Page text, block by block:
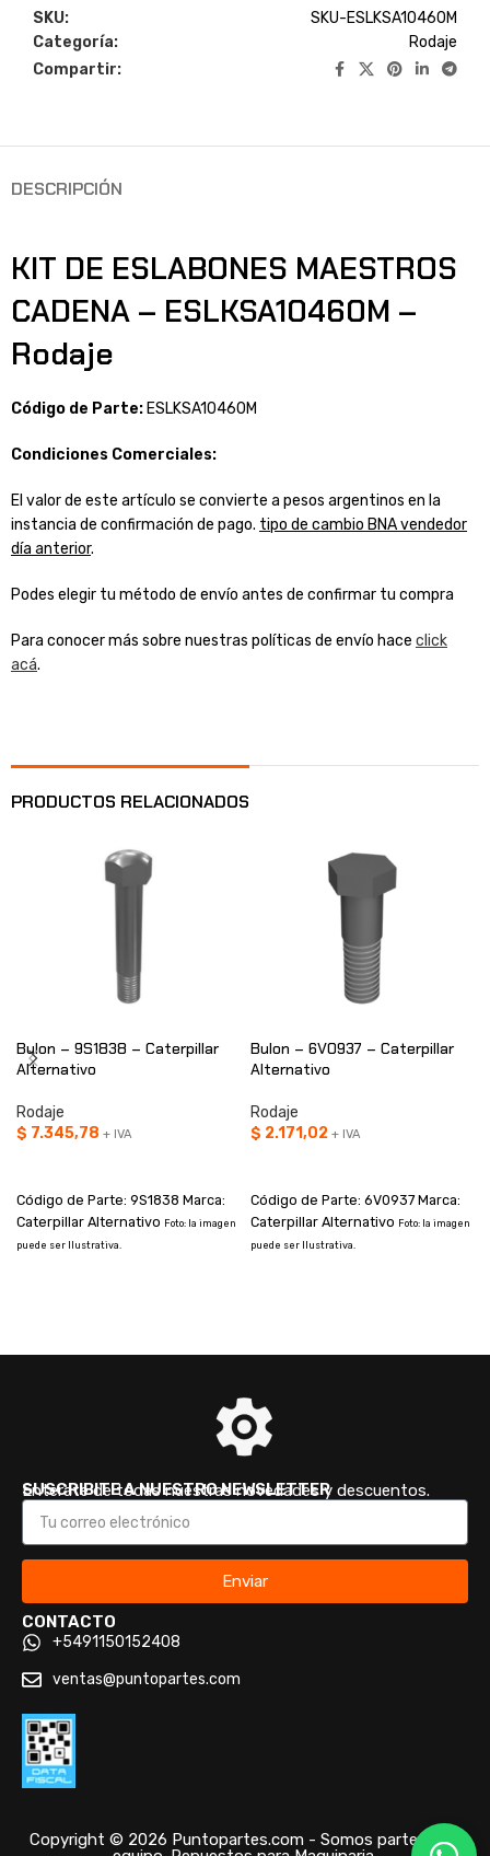
SKU:
SKU-ESLKSA10460M
Categoría:
Rodaje
Compartir:
DESCRIPCIÓN
KIT DE ESLABONES MAESTROS
CADENA – ESLKSA10460M –
Rodaje
Código de Parte: ESLKSA10460M
Condiciones Comerciales:
El valor de este artículo se convierte a pesos argentinos en la
instancia de confirmación de pago. tipo de cambio BNA vendedor
día anterior.
Podes elegir tu método de envío antes de confirmar tu compra
Para conocer más sobre nuestras políticas de envío hace click
acá.
PRODUCTOS RELACIONADOS
Bulon – 9S1838 – Caterpillar
Alternativo
Rodaje
$ 7.345,78 + IVA
Código de Parte: 9S1838 Marca:
Caterpillar Alternativo Foto: la imagen
puede ser Ilustrativa.
Bulon – 6V0937 – Caterpillar
Alternativo
Rodaje
$ 2.171,02 + IVA
Código de Parte: 6V0937 Marca:
Caterpillar Alternativo Foto: la imagen
puede ser Ilustrativa.
SUSCRIBITE A NUESTRO NEWSLETTER
Enterate de todas nuestras novedades y descuentos.
Enviar
CONTACTO
+5491150152408
ventas@puntopartes.com
Copyright © 2026 Puntopartes.com - Somos parte de tu